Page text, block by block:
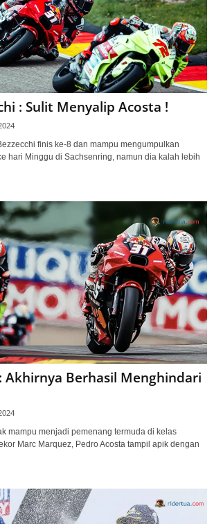
: Sulit Menyalip Acosta !
finis ke-8 dan mampu mengumpulkan
hari Minggu di Sachsenring, namun dia kalah lebih
Akhirnya Berhasil Menghindari
mampu menjadi pemenang termuda di kelas
Marc Marquez, Pedro Acosta tampil apik dengan